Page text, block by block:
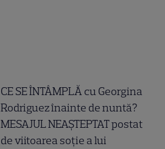
CE SE ÎNTÂMPLĂ cu Georgina
Rodriguez înainte de nuntă?
MESAJUL NEAȘTEPTAT postat
de viitoarea soție a lui